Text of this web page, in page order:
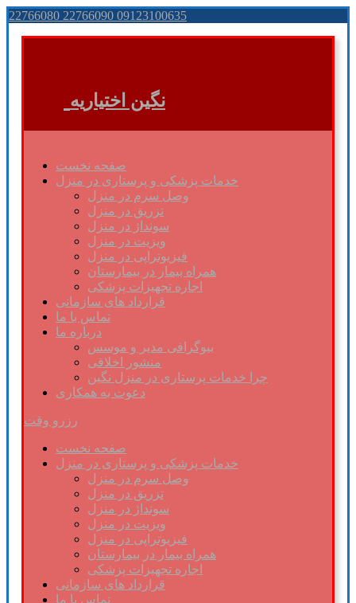
22766080 22766090 09123100635
نگین اختیاریه
صفحه نخست
خدمات پزشکی و پرستاری در منزل
وصل سرم در منزل
تزریق در منزل
سونداژ در منزل
ویزیت در منزل
فیزیوتراپی در منزل
همراه بیمار در بیمارستان
اجاره تجهیزات پزشکی
قرارداد های سازمانی
تماس با ما
درباره ما
بیوگرافی مدیر و موسس
منشور اخلاقی
چرا خدمات پرستاری در منزل نگین
دعوت به همکاری
رزرو وقت
صفحه نخست
خدمات پزشکی و پرستاری در منزل
وصل سرم در منزل
تزریق در منزل
سونداژ در منزل
ویزیت در منزل
فیزیوتراپی در منزل
همراه بیمار در بیمارستان
اجاره تجهیزات پزشکی
قرارداد های سازمانی
تماس با ما